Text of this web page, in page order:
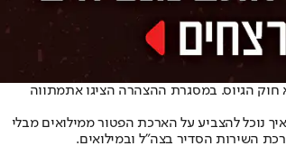
חוק הגיוס. במסגרת ההצהרה הציגו אתמתווה
נוכל להצביע על הארכת הפטור ממילואים מבלי
השירות הסדיר בצה"ל ובמילואים.